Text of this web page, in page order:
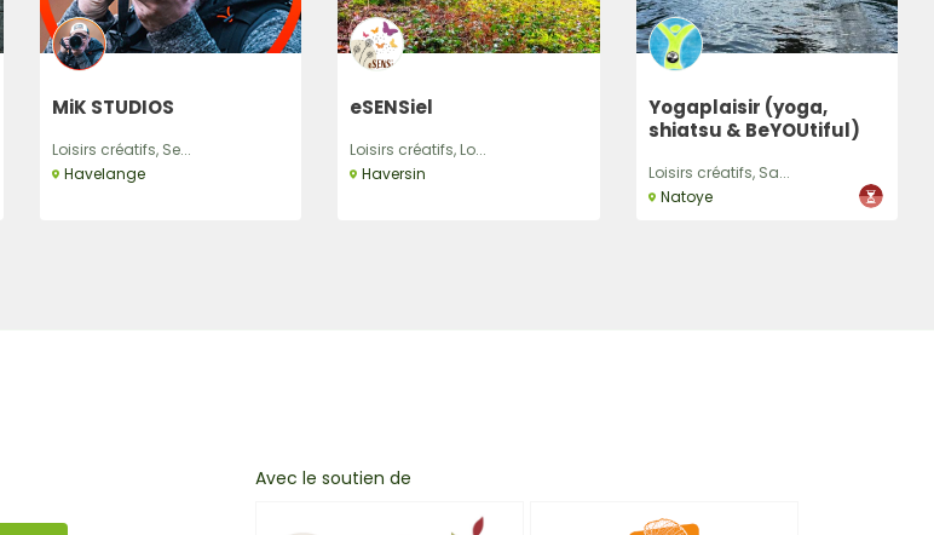
MiK STUDIOS
Loisirs créatifs, Se...
Havelange
eSENSiel
Loisirs créatifs, Lo...
Haversin
Yogaplaisir (yoga,
shiatsu & BeYOUtiful)
Loisirs créatifs, Sa...
Natoye
Avec le soutien de